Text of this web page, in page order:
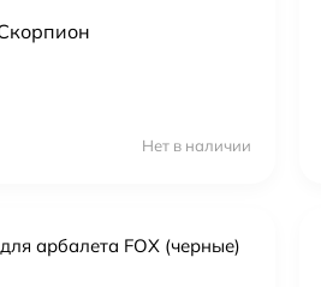
Нет в наличии